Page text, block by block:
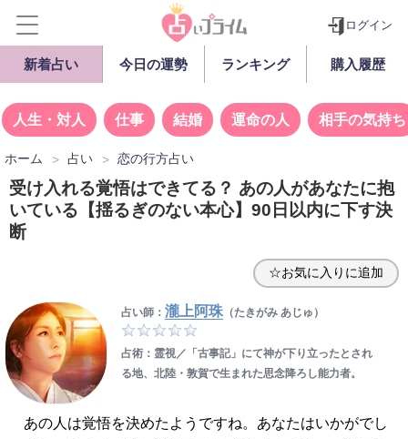
ログイン
新着占い 今日の運勢 ランキング 購入履歴
人生・対人 仕事 結婚 運命の人 相手の気持ち
ホーム 占い 恋の行方占い
受け入れる覚悟はできてる？ あの人があなたに抱
いている【揺るぎのない本心】90日以内に下す決
断
☆お気に入りに追加
占い師： 瀧上阿珠（たきがみ あじゅ）
占術：霊視／「古事記」にて神が下り立ったとされ
る地、北陸・敦賀で生まれた思念降ろし能力者。
あの人は覚悟を決めたようですね。あなたはいかがでし